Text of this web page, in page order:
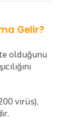
Gelir?
olduğunu
virüs),